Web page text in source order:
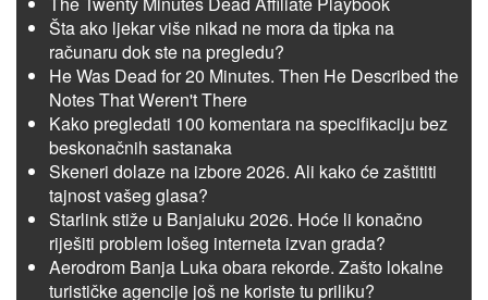
Šta ako ljekar više nikad ne mora da tipka na
računaru dok ste na pregledu?
He Was Dead for 20 Minutes. Then He Described the
Notes That Weren't There
Kako pregledati 100 komentara na specifikaciju bez
beskonačnih sastanaka
Skeneri dolaze na izbore 2026. Ali kako će zaštititi
tajnost vašeg glasa?
Starlink stiže u Banjaluku 2026. Hoće li konačno
riješiti problem lošeg interneta izvan grada?
Aerodrom Banja Luka obara rekorde. Zašto lokalne
turističke agencije još ne koriste tu priliku?